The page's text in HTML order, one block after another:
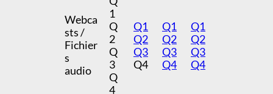
Webca
sts /
Fichier
s
audio
1
Q
2
Q
3
Q
4
Q1
Q2
Q3
Q4
Q1
Q2
Q3
Q4
Q1
Q2
Q3
Q4